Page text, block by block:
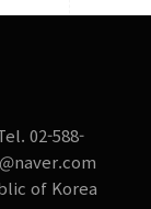
02-588-
of Korea